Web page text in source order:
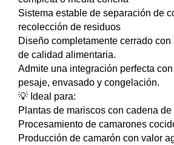
Sistema estable de separación de
recolección de residuos
Diseño completamente cerrado
de calidad alimentaria.
Admite una integración perfecta
pesaje, envasado y congelación.
💡 Ideal para:
Plantas de mariscos con cadena de
Procesamiento de camarones
Producción de camarón con valor